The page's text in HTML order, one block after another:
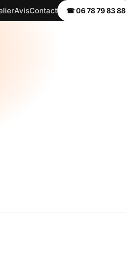
AvisContact ☎ 06 78 79 83 88